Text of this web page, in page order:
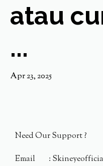
atau
...
Apr 23, 2025
Need Our Support ?
Email :